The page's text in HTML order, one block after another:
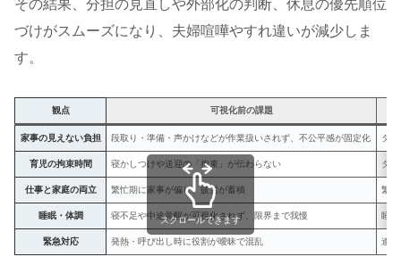
その結果、分担の見直しや外部化の判断、休息の優先順位
づけがスムーズになり、夫婦喧嘩やすれ違いが減少しま
す。
観点 可視化前の課題
家事の見えない負担 段取り・準備・声かけなどが作業扱いされず、不公平感が固定化 タ
育児の拘束時間 寝かしつけや送迎の「拘束」が伝わらない タ
仕事と家庭の両立 繁忙期に家事が偏り、疲労が蓄積 繁忙
睡眠・体調 寝不足や中途覚醒が可視化されず、限界まで我慢 睡眠
緊急対応 発熱・呼び出し時に役割が曖昧で混乱 連絡
スクロールできます